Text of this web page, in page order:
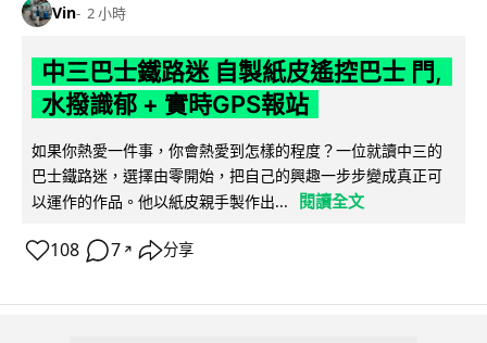
Vin 2 小時
中三巴士鐵路迷 自製紙皮遙控巴士 門,
水撥識郁 + 實時GPS報站
如果你熱愛一件事，你會熱愛到怎樣的程度？一位就讀中三的
巴士鐵路迷，選擇由零開始，把自己的興趣一步步變成真正可
以運作的作品。他以紙皮親手製作出...
閱讀全文
108 7 ↗ 分享